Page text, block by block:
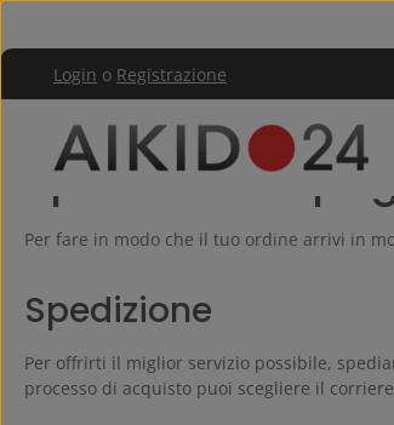
Login o Registrazione
Servizio negozio Spedizione e
Spedizione e
Per fare in modo che il tuo ordine arrivi in
Spedizione
Per offrirti il miglior servizio possibile,
processo di acquisto puoi scegliere il